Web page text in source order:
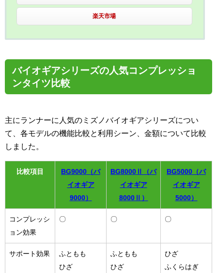
楽天市場
バイオギアシリーズの人気コンプレッショ
ンタイツ比較
主にランナーに人気のミズノバイオギアシリーズについ
て、各モデルの機能比較と利用シーン、金額について比較
しました。
比較項目
BG9000（バ
イオギア
9000）
BG8000Ⅱ（バ
イオギア
8000Ⅱ）
BG5000（バ
イオギア
5000）
コンプレッシ
ョン効果
〇 〇 〇
サポート効果
ふともも
ひざ
ふともも
ひざ
ひざ
ふくらはぎ